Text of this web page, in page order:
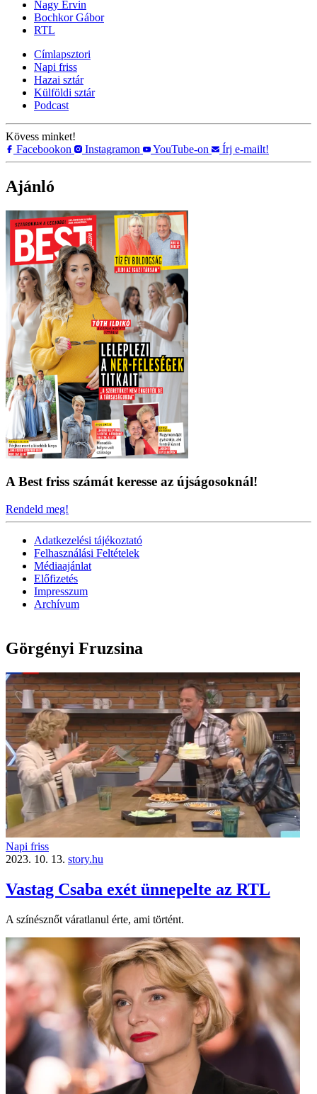
Nagy Ervin
Bochkor Gábor
RTL
Címlapsztori
Napi friss
Hazai sztár
Külföldi sztár
Podcast
Kövess minket!
Facebookon
Instagramon YouTube-on Írj e-mailt!
Ajánló
A Best friss számát keresse az újságosoknál!
Rendeld meg!
Adatkezelési tájékoztató
Felhasználási Feltételek
Médiaajánlat
Előfizetés
Impresszum
Archívum
Görgényi Fruzsina
Napi friss
2023. 10. 13. story.hu
Vastag Csaba exét ünnepelte az RTL
A színésznőt váratlanul érte, ami történt.